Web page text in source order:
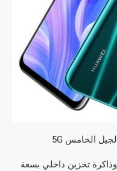
ذاكرة RAM بسعة 8GB / 6GB وذاكرة تخزين داخلي بسعة